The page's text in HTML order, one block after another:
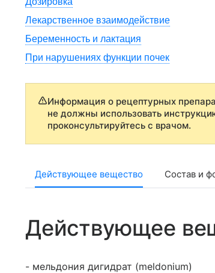
Лекарственное взаимодействие
Беременность и лактация
При нарушениях функции почек
Информация о рецептурных
не должны использовать
проконсультируйтесь с врачом.
Действующее вещество Состав и
Действующее
- мельдония дигидрат (meldonium)